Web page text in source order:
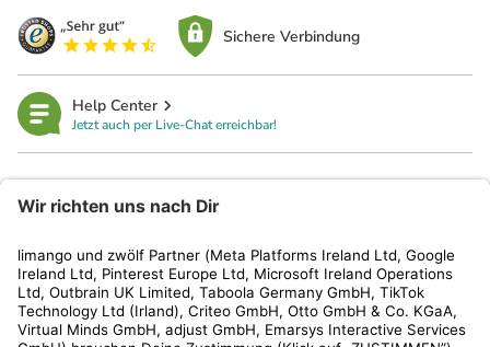
Sichere Verbindung
Help Center
Jetzt auch per Live-Chat erreichbar!
Kundenservice
Shop